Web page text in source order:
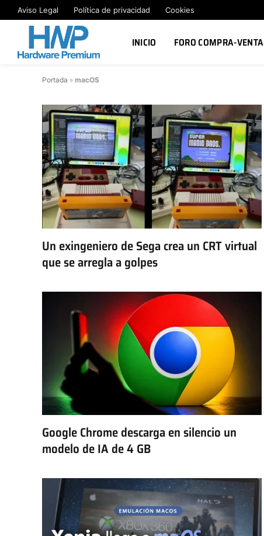
Aviso Legal Política de privacidad Cookies
INICIO FORO COMPRA-VENTA
Portada » macOS
Un exingeniero de Sega crea un CRT virtual
que se arregla a golpes
Google Chrome descarga en silencio un
modelo de IA de 4 GB